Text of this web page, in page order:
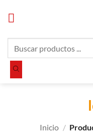
productos
Inicio /